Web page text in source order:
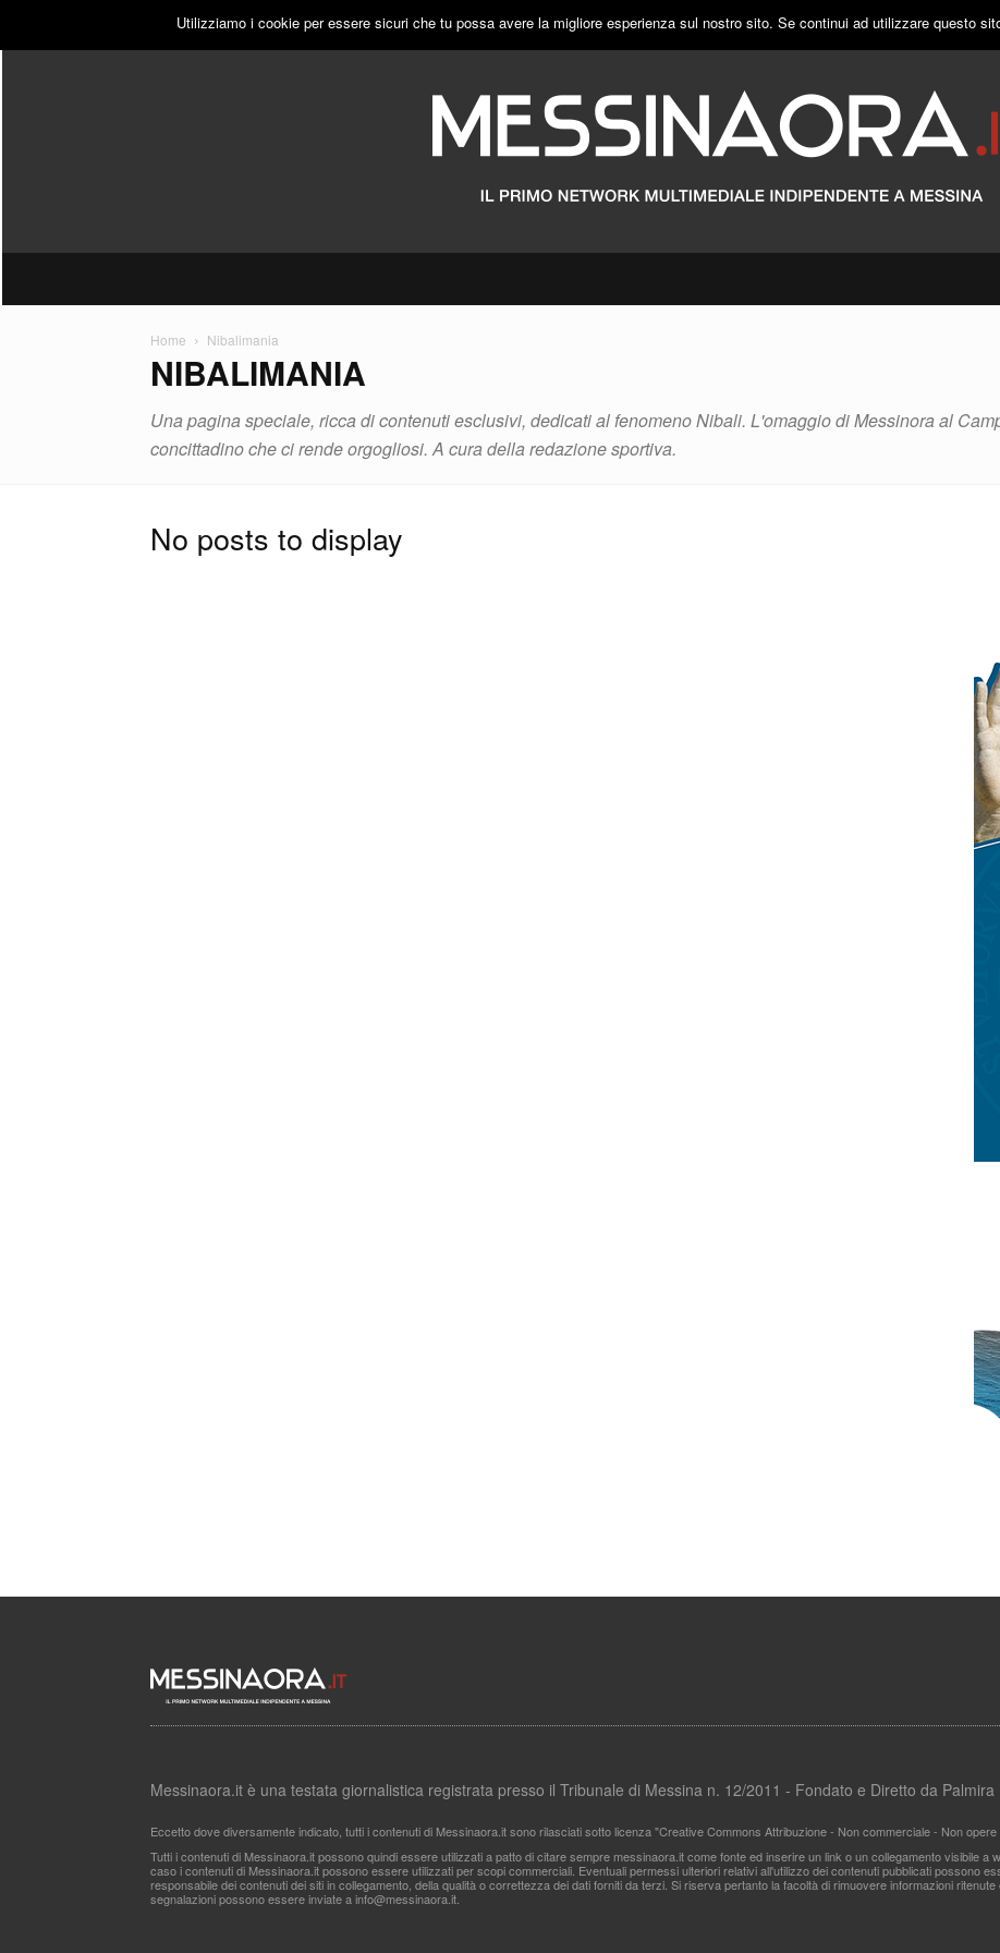
VENERDÌ, 7 AGOSTO 2026 PUBBLICITÀ
Home Nibalimania
NIBALIMANIA
Una pagina speciale, ricca di contenuti esclusivi, dedicati al fenomeno Nibali. L'omaggio di Messinora al
concittadino che ci rende orgogliosi. A cura della redazione sportiva.
No posts to display
Messinaora.it è una testata giornalistica registrata presso il Tribunale di Messina n. 12/2011 - Fondato e Diretto da Palmira
Eccetto dove diversamente indicato, tutti i contenuti di Messinaora.it sono rilasciati sotto licenza "Creative Commons Attribuzione - Non commerciale - Non opere
Tutti i contenuti di Messinaora.it possono quindi essere utilizzati a patto di citare sempre messinaora.it come fonte ed inserire un link o un collegamento visibile a
caso i contenuti di Messinaora.it possono essere utilizzati per scopi commerciali. Eventuali permessi ulteriori relativi all'utilizzo dei contenuti pubblicati possono
responsabile dei contenuti dei siti in collegamento, della qualità o correttezza dei dati forniti da terzi. Si riserva pertanto la facoltà di rimuovere informazioni
segnalazioni possono essere inviate ainfo@messinaora.it
Utilizziamo i cookie per essere sicuri che tu possa avere la migliore esperienza sul nostro sito. Se continui ad utilizzare questo